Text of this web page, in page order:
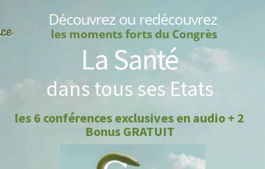
Découvrez ou redécouvrez
les moments forts du Congrès
La Santé
dans tous ses Etats
les 6 conférences exclusives en audio + 2
Bonus GRATUIT